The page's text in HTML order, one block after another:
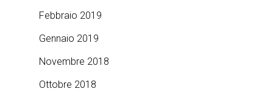
Febbraio 2019
Gennaio 2019
Novembre 2018
Ottobre 2018